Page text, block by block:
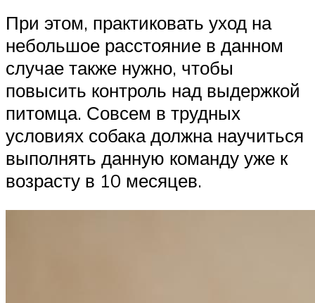
При этом, практиковать уход на
небольшое расстояние в данном
случае также нужно, чтобы
повысить контроль над выдержкой
питомца. Совсем в трудных
условиях собака должна научиться
выполнять данную команду уже к
возрасту в 10 месяцев.